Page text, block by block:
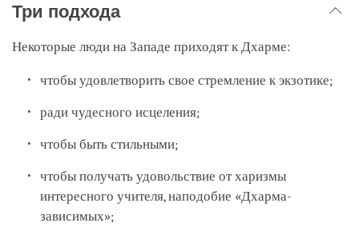
Три подхода
Некоторые люди на Западе приходят к Дхарме:
чтобы удовлетворить свое стремление к экзотике;
ради чудесного исцеления;
чтобы быть стильными;
чтобы получать удовольствие от харизмы
интересного учителя, наподобие «Дхарма-
зависимых»;